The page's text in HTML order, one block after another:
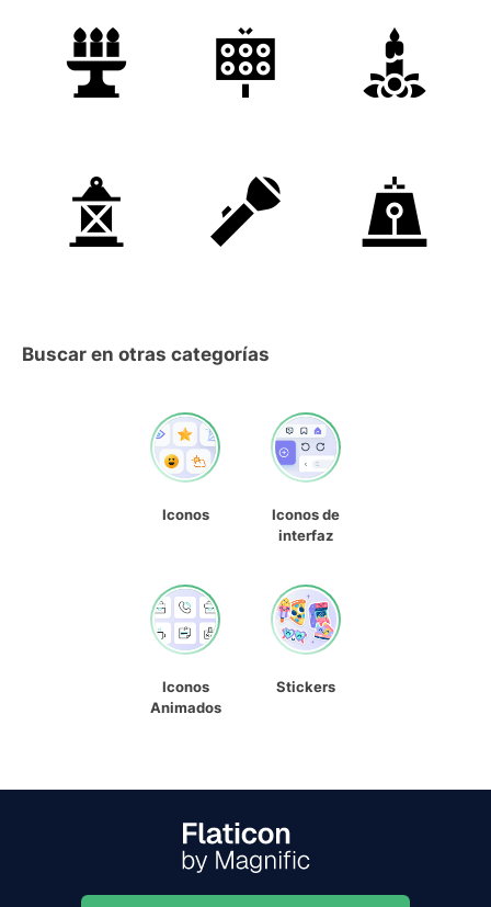
Buscar en otras categorías
Iconos
Iconos de
interfaz
Iconos
Animados
Stickers